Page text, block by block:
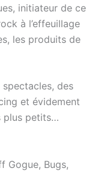
initiateur de ce
à l’effeuillage
les produits de
des
et évidement
plus petits…
Gogue, Bugs,